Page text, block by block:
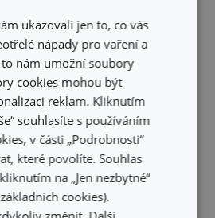
-37 %
Kráječ nudliček PRESTO
CARVING
239 Kč
ukazovali jen to, co vás
nápady pro vaření a
nám umožní soubory
cookies mohou být
reklam. Kliknutím
souhlasíte s používáním
v části „Podrobnosti“
které povolíte. Souhlas
na „Jen nezbytné“
cookies).